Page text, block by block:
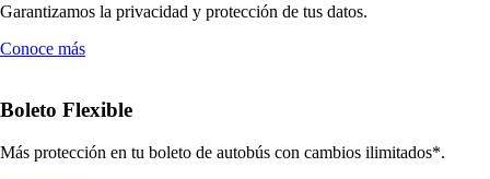
Garantizamos la privacidad y protección de tus datos.
Conoce más
Boleto Flexible
Más protección en tu boleto de autobús con cambios ilimitados*.